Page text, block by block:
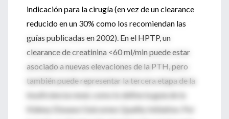
indicación para la cirugía (en vez de un clearance
reducido en un 30% como los recomiendan las
guías publicadas en 2002). En el HPTP, un
clearance de creatinina <60 ml/min puede estar
asociado a nuevas elevaciones de la PTH, pero
también puede representar la tercera etapa de la
insuficiencia renal, como lo define la guía de la
Kidney Disease Outcomes Quality Initiative. Por